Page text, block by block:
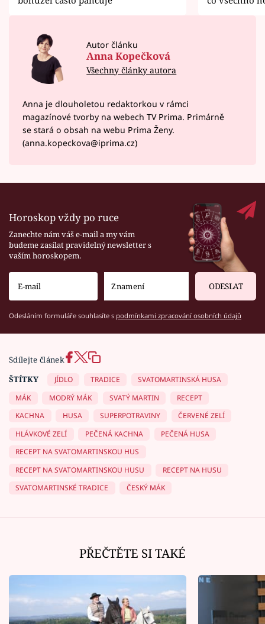
Autor článku
Anna Kopečková
Všechny články autora
Anna je dlouholetou redaktorkou v rámci
magazínové tvorby na webech TV Prima. Primárně
se stará o obsah na webu Prima Ženy.
(anna.kopeckova@iprima.cz)
Horoskop vždy po ruce
Zanechte nám váš e-mail a my vám
budeme zasílat pravidelný newsletter s
vaším horoskopem.
ODESLAT
Odesláním formuláře souhlasíte s podmínkami zpracování osobních údajů
Sdílejte článek
ŠTÍTKY
JÍDLO TRADICE
SVATOMARTINSKÁ HUSA
MÁK
MODRÝ MÁK SVATÝ MARTIN
RECEPT
KACHNA
HUSA SUPERPOTRAVINY
ČERVENÉ ZELÍ
HLÁVKOVÉ ZELÍ
PEČENÁ KACHNA
PEČENÁ HUSA
RECEPT NA SVATOMARTINSKOU HUS
RECEPT NA SVATOMARTINSKOU HUSU
RECEPT NA HUSU
SVATOMARTINSKÉ TRADICE
ČESKÝ MÁK
PŘEČTĚTE SI TAKÉ